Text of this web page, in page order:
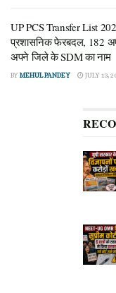
UP PCS Transfer List
प्रशासनिक फेरबदल, 182
अपने जिले के SDM का नाम
BYMEHUL PANDEY JULY 13,